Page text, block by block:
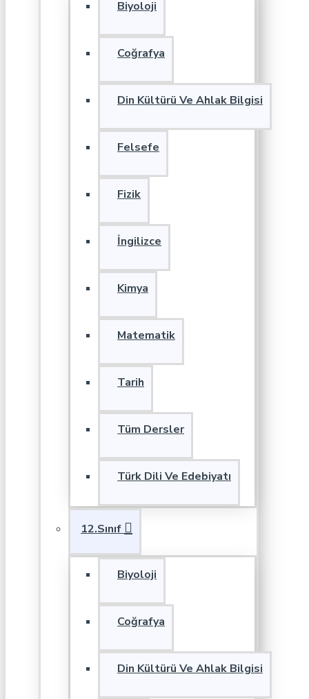
Biyoloji
Coğrafya
Din Kültürü Ve Ahlak Bilgisi
Felsefe
Fizik
İngilizce
Kimya
Matematik
Tarih
Tüm Dersler
Türk Dili Ve Edebiyatı
12.Sınıf
Biyoloji
Coğrafya
Din Kültürü Ve Ahlak Bilgisi